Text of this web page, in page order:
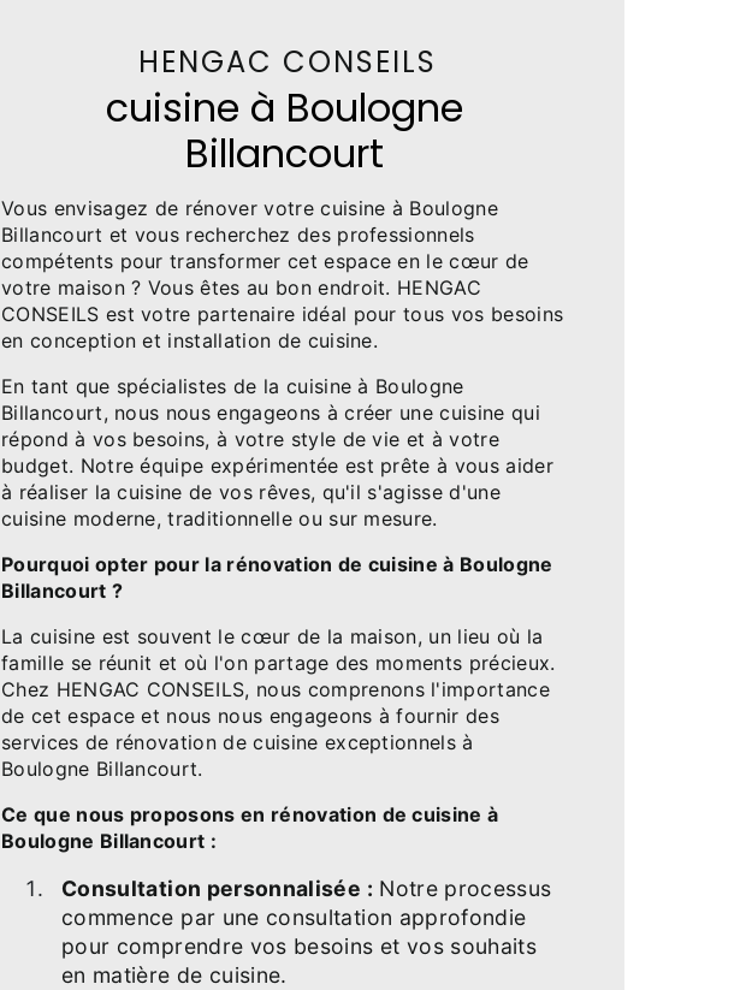
HENGAC CONSEILS
cuisine à Boulogne
Billancourt
Vous envisagez de rénover votre cuisine à Boulogne
Billancourt et vous recherchez des professionnels
compétents pour transformer cet espace en le cœur de
votre maison ? Vous êtes au bon endroit. HENGAC
CONSEILS est votre partenaire idéal pour tous vos besoins
en conception et installation de cuisine.
En tant que spécialistes de la cuisine à Boulogne
Billancourt, nous nous engageons à créer une cuisine qui
répond à vos besoins, à votre style de vie et à votre
budget. Notre équipe expérimentée est prête à vous aider
à réaliser la cuisine de vos rêves, qu'il s'agisse d'une
cuisine moderne, traditionnelle ou sur mesure.
Pourquoi opter pour la rénovation de cuisine à Boulogne
Billancourt ?
La cuisine est souvent le cœur de la maison, un lieu où la
famille se réunit et où l'on partage des moments précieux.
Chez HENGAC CONSEILS, nous comprenons l'importance
de cet espace et nous nous engageons à fournir des
services de rénovation de cuisine exceptionnels à
Boulogne Billancourt.
Ce que nous proposons en rénovation de cuisine à
Boulogne Billancourt :
Consultation personnalisée : Notre processus
commence par une consultation approfondie
pour comprendre vos besoins et vos souhaits
en matière de cuisine.